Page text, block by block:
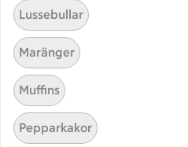
Lussebullar
Maränger
Muffins
Pepparkakor